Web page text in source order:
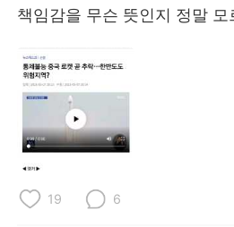
Español
English
繁體中文
Français
책임감을 무슨 뜻인지 정말 모
19 6